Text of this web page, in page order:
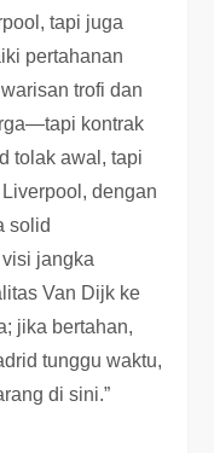
tapi juga
pertahanan
trofi dan
kontrak
tolak awal, tapi
dengan
solid
jangka
Van Dijk ke
jika bertahan,
tunggu waktu,
di sini.”